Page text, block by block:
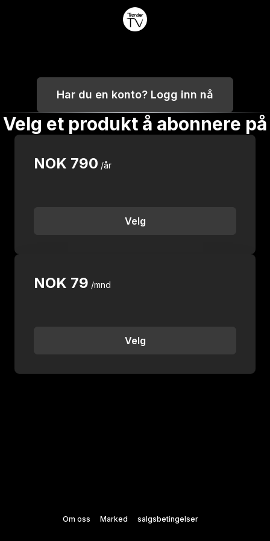
Har du en konto? Logg inn nå
Velg et produkt å abonnere på
NOK 790 /år
Velg
NOK 79 /mnd
Velg
Om oss Marked salgsbetingelser